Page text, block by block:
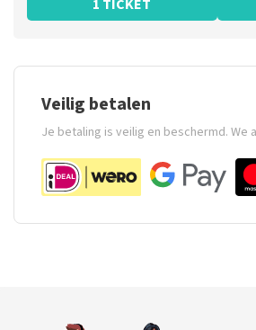
1 TICKET
Veilig betalen
Je betaling is veilig en beschermd.